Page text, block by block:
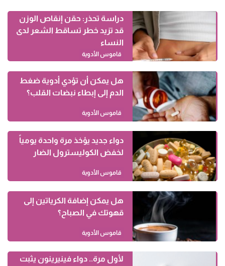
دراسة تحذر: حقن إنقاص الوزن
قد تزيد خطر تساقط الشعر لدى
النساء
قاموس الأدوية
هل يمكن أن تؤدي أدوية ضغط
الدم إلى إبطاء نبضات القلب؟
قاموس الأدوية
دواء جديد يؤخذ مرة واحدة يومياً
لخفض الكوليسترول الضار
قاموس الأدوية
هل يمكن إضافة الكرياتين إلى
قهوتك في الصباح؟
قاموس الأدوية
لأول مرة.. دواء فينيرينون يثبت